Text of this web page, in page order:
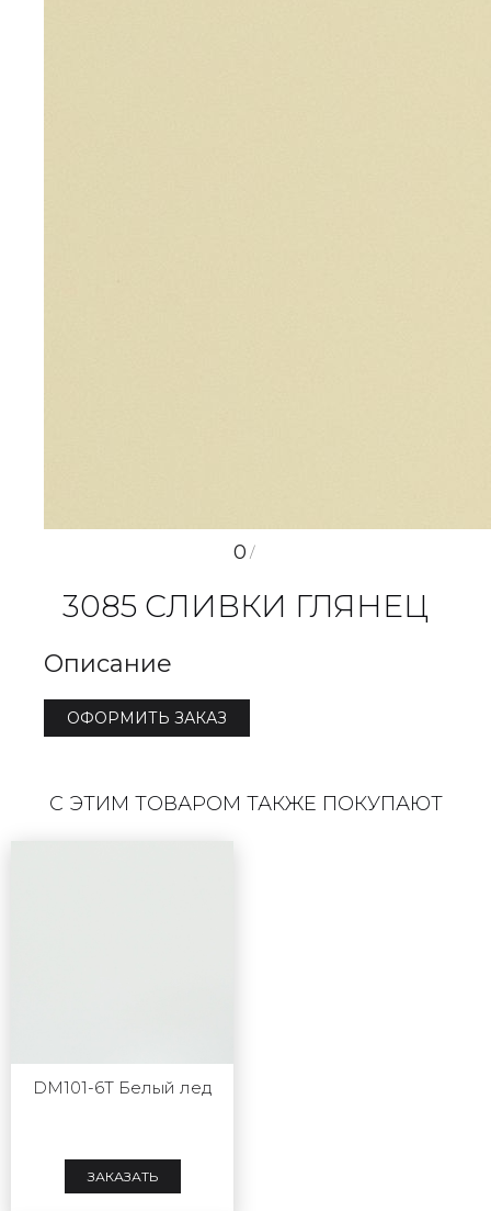
0 /
3085 СЛИВКИ ГЛЯНЕЦ
Описание
ОФОРМИТЬ ЗАКАЗ
С ЭТИМ ТОВАРОМ ТАКЖЕ ПОКУПАЮТ
DM101-6T Белый лед
ЗАКАЗАТЬ